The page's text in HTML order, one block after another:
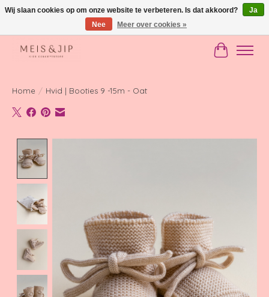
Gratis verzending in NL vanaf €150
Home / Hvid | Booties 9 -15m - Oat
Wij slaan cookies op om onze website te verbeteren. Is dat akkoord?
Ja
Nee
Meer over cookies »